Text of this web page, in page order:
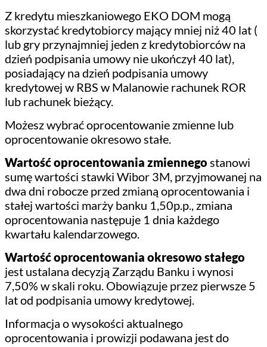
Z kredytu mieszkaniowego EKO DOM mogą
skorzystać kredytobiorcy mający mniej niż 40 lat (
lub gry przynajmniej jeden z kredytobiorców na
dzień podpisania umowy nie ukończył 40 lat),
posiadający na dzień podpisania umowy
kredytowej w RBS w Malanowie rachunek ROR
lub rachunek bieżący.
Możesz wybrać oprocentowanie zmienne lub
oprocentowanie okresowo stałe.
Wartość oprocentowania zmiennego stanowi
sumę wartości stawki Wibor 3M, przyjmowanej na
dwa dni robocze przed zmianą oprocentowania i
stałej wartości marży banku 1,50p.p., zmiana
oprocentowania następuje 1 dnia każdego
kwartału kalendarzowego.
Wartość oprocentowania okresowo stałego
jest ustalana decyzją Zarządu Banku i wynosi
7,50% w skali roku. Obowiązuje przez pierwsze 5
lat od podpisania umowy kredytowej.
Informacja o wysokości aktualnego
oprocentowania i prowizji podawana jest do